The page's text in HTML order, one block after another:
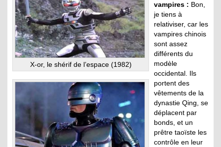
X-or, le shérif de l’espace (1982)
vampires : Bon,
je tiens à
relativiser, car les
vampires chinois
sont assez
différents du
modèle
occidental. Ils
portent des
vêtements de la
dynastie Qing, se
déplacent par
bonds, et un
prêtre taoïste les
contrôle en leur